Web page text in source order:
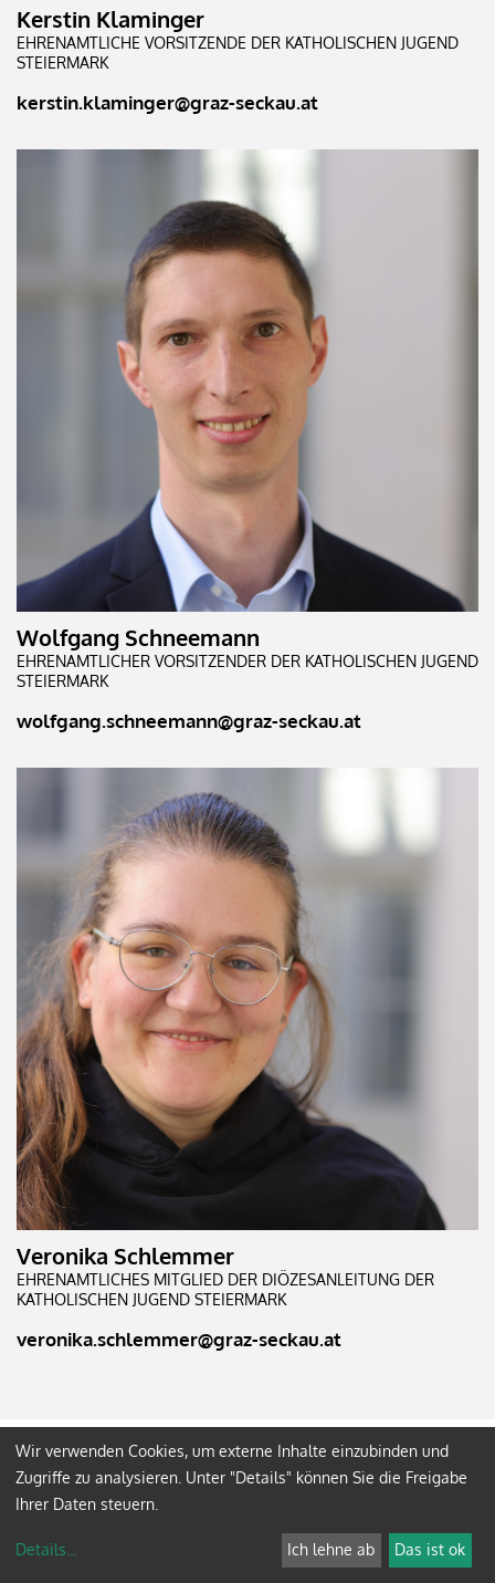
Kerstin Klaminger
EHRENAMTLICHE VORSITZENDE DER KATHOLISCHEN JUGEND
STEIERMARK
kerstin.klaminger@graz-seckau.at
Wolfgang Schneemann
EHRENAMTLICHER VORSITZENDER DER KATHOLISCHEN JUGEND
STEIERMARK
wolfgang.schneemann@graz-seckau.at
Veronika Schlemmer
EHRENAMTLICHES MITGLIED DER DIÖZESANLEITUNG DER
KATHOLISCHEN JUGEND STEIERMARK
veronika.schlemmer@graz-seckau.at
72 Stunden ohne
Kompromiss
Wir verwenden Cookies, um externe Inhalte einzubinden und
Zugriffe zu analysieren. Unter "Details" können Sie die Freigabe
Ihrer Daten steuern.
Details... Ich lehne ab Das ist ok